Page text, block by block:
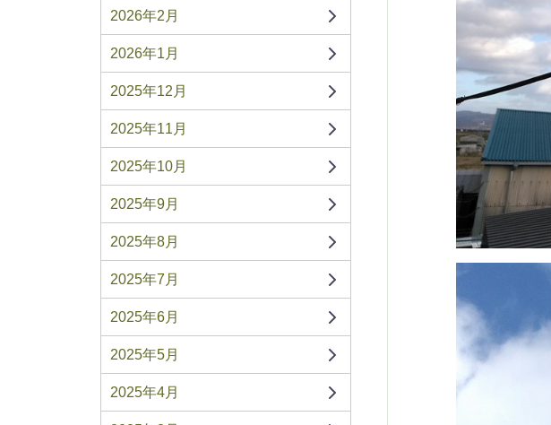
2026年2月
2026年1月
2025年12月
2025年11月
2025年10月
2025年9月
2025年8月
2025年7月
2025年6月
2025年5月
2025年4月